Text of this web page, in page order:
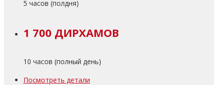
5 часов (полдня)
1 700 ДИРХАМОВ
10 часов (полный день)
Посмотреть детали